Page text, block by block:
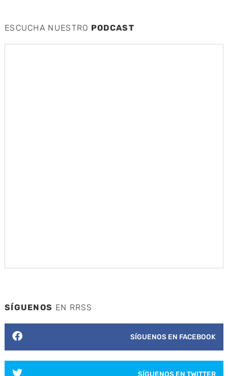
ESCUCHA NUESTRO PODCAST
SÍGUENOS EN RRSS
SÍGUENOS EN FACEBOOK
SÍGUENOS EN TWITTER